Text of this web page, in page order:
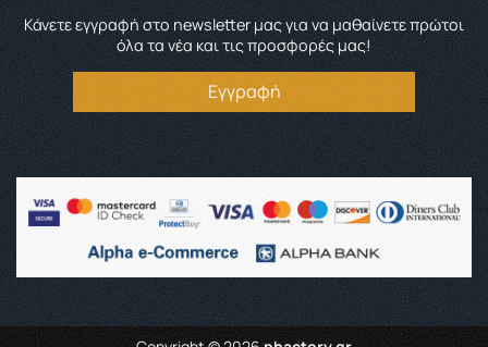
Κάνετε εγγραφή στο newsletter μας για να μαθαίνετε πρώτοι
όλα τα νέα και τις προσφορές μας!
Εγγραφή